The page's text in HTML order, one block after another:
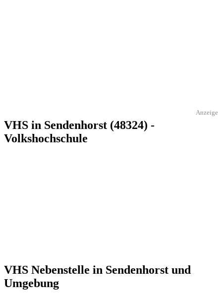
Anzeige
VHS in Sendenhorst (48324) -
Volkshochschule
VHS Nebenstelle in Sendenhorst und
Umgebung